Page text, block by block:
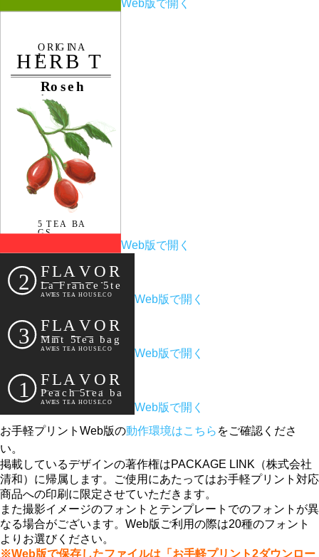
Web版で開く
Web版で開く
Web版で開く
Web版で開く
Web版で開く
お手軽プリントWeb版の動作環境はこちら をご確認くださ
い。
掲載しているデザインの著作権はPACKAGE LINK（株式会社
清和）に帰属します。ご使用にあたってはお手軽プリント対応
商品への印刷に限定させていただきます。
また撮影イメージのフォントとテンプレートでのフォントが異
なる場合がございます。Web版ご利用の際は20種のフォント
よりお選びください。
※Web版で保存したファイルは「お手軽プリント2ダウンロー